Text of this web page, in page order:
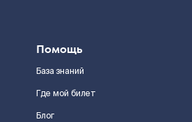
Помощь
База знаний
Где мой билет
Блог